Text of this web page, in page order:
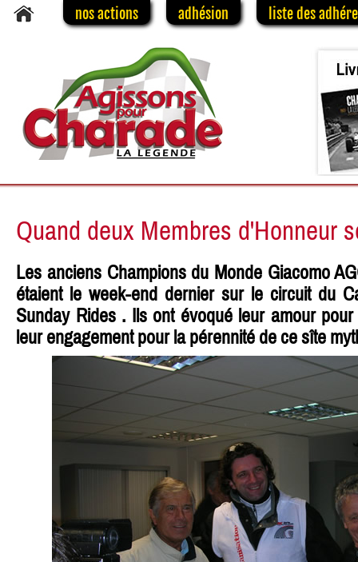
nos actions adhésion liste des
Quand deux Membres d'Honneur
Les anciens Champions du Monde Giacomo
étaient le week-end dernier sur le circuit du
Sunday Rides . Ils ont évoqué leur amour
leur engagement pour la pérennité de ce sîte